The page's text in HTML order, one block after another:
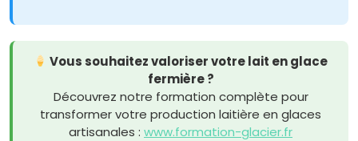
Vous souhaitez valoriser votre lait en glace
fermière ?
Découvrez notre formation complète pour
transformer votre production laitière en glaces
artisanales : www.formation-glacier.fr